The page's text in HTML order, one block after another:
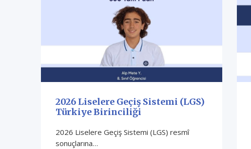
2026 Liselere Geçiş Sistemi (LGS)
Türkiye Birinciliği
2026 Liselere Geçiş Sistemi (LGS) resmî
sonuçlarına…